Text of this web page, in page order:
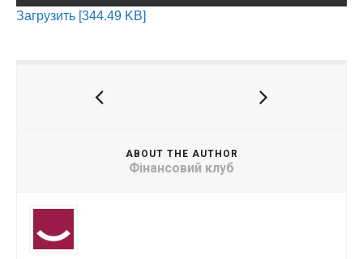
Загрузить [344.49 KB]
ABOUT THE AUTHOR
Фінансовий клуб